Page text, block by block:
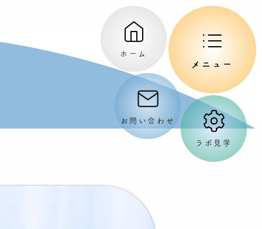
メニュー
ホーム
お問い合わせ
ラボ見学